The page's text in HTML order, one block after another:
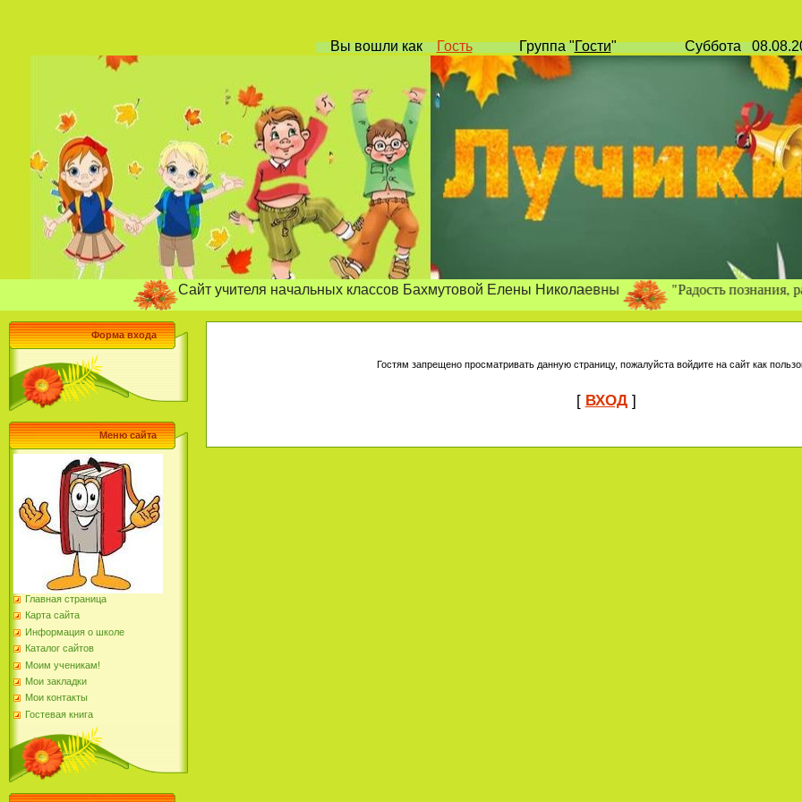
Вы вошликак Гость Группа"Гости" Суббота
Сайт учителя начальных классов Бахмутовой Елены Николаевны "Радость познания, радость т
Форма входа
Меню сайта
Главная страница
Карта сайта
Информация о школе
Каталог сайтов
Моим ученикам!
Мои закладки
Мои контакты
Гостевая книга
Гостям запрещено просматривать данную страницу, пожалуйста войдите на сайт как
[ ВХОД]